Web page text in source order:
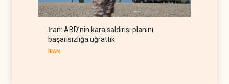
İran: ABD’nin kara saldırısı planını
başarısızlığa uğrattık
İRAN